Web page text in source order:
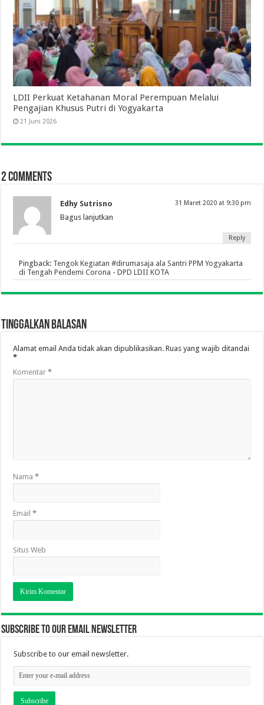
LDII Perkuat Ketahanan Moral Perempuan Melalui
Pengajian Khusus Putri di Yogyakarta
21 Juni 2026
2 comments
Edhy Sutrisno 31 Maret 2020 at 9:30 pm
Bagus lanjutkan
Reply
Pingback: Tengok Kegiatan #dirumasaja ala Santri PPM Yogyakarta
di Tengah Pendemi Corona - DPD LDII KOTA
Tinggalkan Balasan
Alamat email Anda tidak akan dipublikasikan. Ruas yang wajib ditandai
*
Komentar*
Nama*
Email*
Situs Web
Subscribe to our email newsletter
Subscribe to our email newsletter.